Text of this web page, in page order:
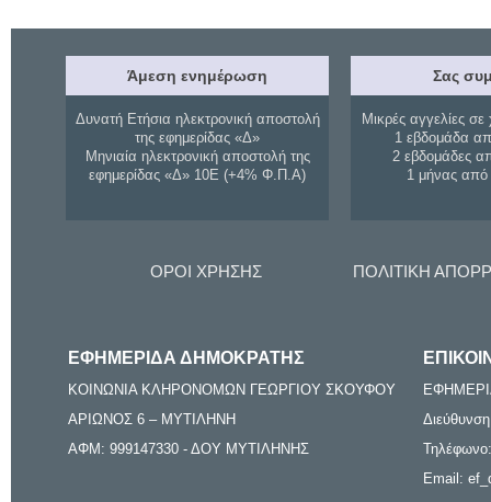
Άμεση ενημέρωση
Δυνατή Ετήσια ηλεκτρονική αποστολή
της εφημερίδας «Δ»
Μηνιαία ηλεκτρονική αποστολή της
εφημερίδας «Δ» 10Ε (+4% Φ.Π.Α)
Σας
Μικρές αγγελίες σε
1 εβδομάδα
2 εβδομάδες
1 μήνας
ΟΡΟΙ ΧΡΗΣΗΣ ΠΟΛΙΤΙΚΗ
ΕΦΗΜΕΡΙΔΑ ΔΗΜΟΚΡΑΤΗΣ
ΚΟΙΝΩΝΙΑ ΚΛΗΡΟΝΟΜΩΝ ΓΕΩΡΓΙΟΥ ΣΚΟΥΦΟΥ
ΑΡΙΩΝΟΣ 6 – ΜΥΤΙΛΗΝΗ
ΑΦΜ: 999147330 - ΔΟΥ ΜΥΤΙΛΗΝΗΣ
Email: